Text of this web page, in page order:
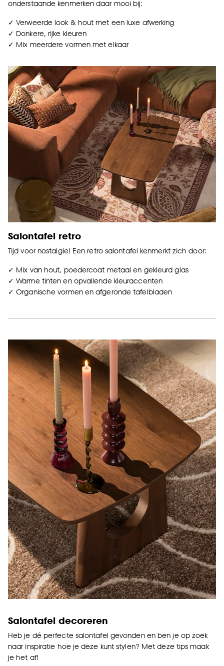
onderstaande kenmerken daar mooi bij:
✓ Verweerde look & hout met een luxe afwerking
✓ Donkere, rijke kleuren
✓ Mix meerdere vormen met elkaar
Salontafel retro
Tijd voor nostalgie! Een retro salontafel kenmerkt zich door:
✓ Mix van hout, poedercoat metaal en gekleurd glas
✓ Warme tinten en opvallende kleuraccenten
✓ Organische vormen en afgeronde tafelbladen
Salontafel decoreren
Heb je dé perfecte salontafel gevonden en ben je op zoek
naar inspiratie hoe je deze kunt stylen? Met deze tips maak
je het af!